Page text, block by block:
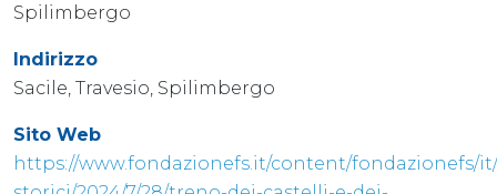
Spilimbergo
Indirizzo
Sacile, Travesio, Spilimbergo
Sito Web
https://www.fondazionefs.it/content/fondazionefs/